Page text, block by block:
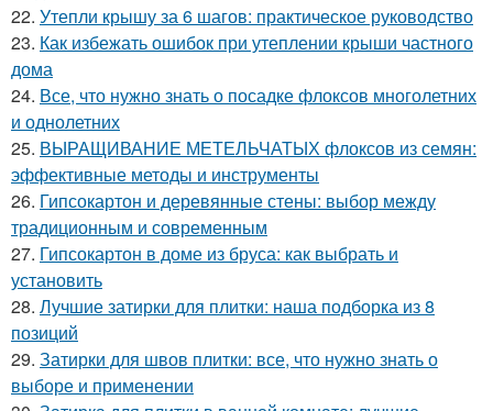
22. Утепли крышу за 6 шагов: практическое руководство
23. Как избежать ошибок при утеплении крыши частного
дома
24. Все, что нужно знать о посадке флоксов многолетних
и однолетних
25. ВЫРАЩИВАНИЕ МЕТЕЛЬЧАТЫХ флоксов из семян:
эффективные методы и инструменты
26. Гипсокартон и деревянные стены: выбор между
традиционным и современным
27. Гипсокартон в доме из бруса: как выбрать и
установить
28. Лучшие затирки для плитки: наша подборка из 8
позиций
29. Затирки для швов плитки: все, что нужно знать о
выборе и применении